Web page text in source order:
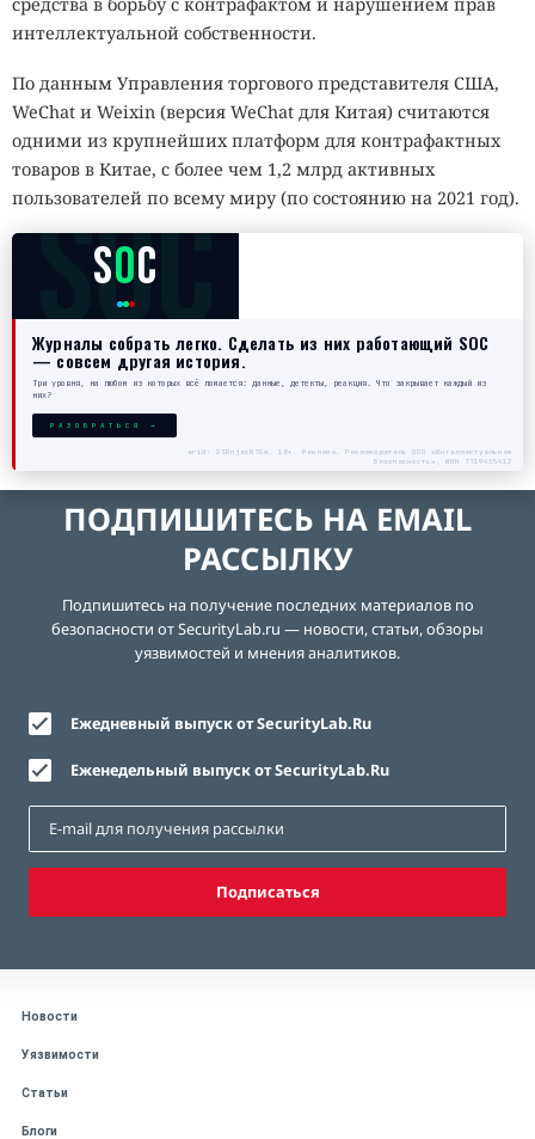
интеллектуальной собственности.
По данным Управления торгового представителя США,
WeChat и Weixin (версия WeChat для Китая) считаются
одними из крупнейших платформ для контрафактных
товаров в Китае, с более чем 1,2 млрд активных
пользователей по всему миру (по состоянию на 2021 год).
SOC
SOC
Журналы собрать легко. Сделать из них работающий SOC
— совсем другая история.
Три уровня, на любом из которых всё ломается: данные, детекты, реакция. Что закрывает каждый из
них?
РАЗОБРАТЬСЯ →
erid: 2SDnjecN7Gw. 18+. Реклама. Рекламодатель ООО «Интеллектуальная
безопасность», ИНН 7719435412
ПОДПИШИТЕСЬ НА EMAIL
РАССЫЛКУ
Подпишитесь на получение последних материалов по
безопасности от SecurityLab.ru — новости, статьи, обзоры
уязвимостей и мнения аналитиков.
Ежедневный выпуск от SecurityLab.Ru
Еженедельный выпуск от SecurityLab.Ru
Подписаться
Новости
Уязвимости
Статьи
Блоги